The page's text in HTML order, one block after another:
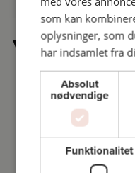
Vi
som kan
oplysninger, som
har indsamlet fra
Absolut
nødvendige
Funktionalitet